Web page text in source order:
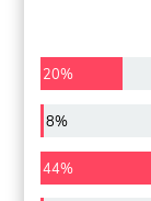
20%
8%
44%